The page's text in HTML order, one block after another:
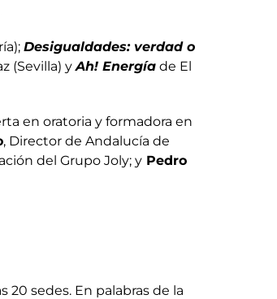
Desigualdades: verdad o
(Sevilla) yAh! Energía de El
en oratoria y formadora en
, Director de Andalucía de
del Grupo Joly; y Pedro
sedes. En palabras de la